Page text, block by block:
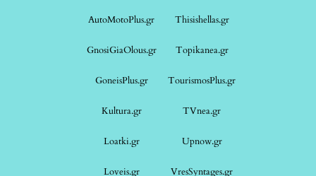
AutoMotoPlus.gr Thisishellas.gr
GnosiGiaOlous.gr Topikanea.gr
GoneisPlus.gr TourismosPlus.gr
Kultura.gr TVnea.gr
Loatki.gr Upnow.gr
Loveis.gr VresSyntages.gr